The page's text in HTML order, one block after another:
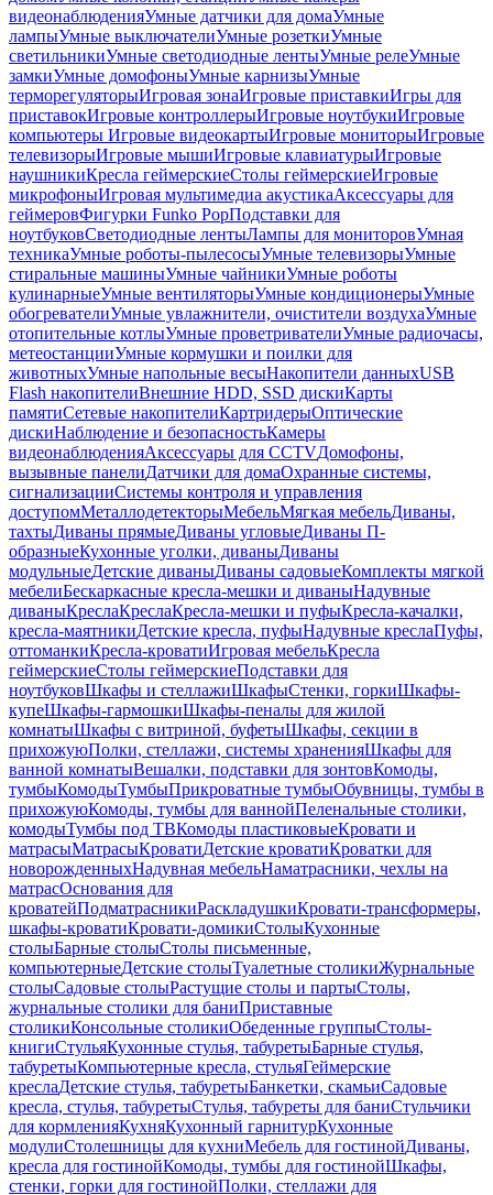
видеонаблюденияУмные датчики для домаУмные
лампыУмные выключателиУмные розеткиУмные
светильникиУмные светодиодные лентыУмные релеУмные
замкиУмные домофоныУмные карнизыУмные
терморегуляторыИгровая зонаИгровые приставкиИгры для
приставокИгровые контроллерыИгровые ноутбукиИгровые
компьютеры Игровые видеокартыИгровые мониторыИгровые
телевизорыИгровые мышиИгровые клавиатурыИгровые
наушникиКресла геймерскиеСтолы геймерскиеИгровые
микрофоныИгровая мультимедиа акустикаАксессуары для
геймеровФигурки Funko PopПодставки для
ноутбуковСветодиодные лентыЛампы для мониторовУмная
техникаУмные роботы-пылесосыУмные телевизорыУмные
стиральные машиныУмные чайникиУмные роботы
кулинарныеУмные вентиляторыУмные кондиционерыУмные
обогревателиУмные увлажнители, очистители воздухаУмные
отопительные котлыУмные проветривателиУмные радиочасы,
метеостанцииУмные кормушки и поилки для
животныхУмные напольные весыНакопители данныхUSB
Flash накопителиВнешние HDD, SSD дискиКарты
памятиСетевые накопителиКартридерыОптические
дискиНаблюдение и безопасностьКамеры
видеонаблюденияАксессуары для CCTVДомофоны,
вызывные панелиДатчики для домаОхранные системы,
сигнализацииСистемы контроля и управления
доступомМеталлодетекторыМебельМягкая мебельДиваны,
тахтыДиваны прямыеДиваны угловыеДиваны П-
образныеКухонные уголки, диваныДиваны
модульныеДетские диваныДиваны садовыеКомплекты мягкой
мебелиБескаркасные кресла-мешки и диваныНадувные
диваныКреслаКреслаКресла-мешки и пуфыКресла-качалки,
кресла-маятникиДетские кресла, пуфыНадувные креслаПуфы,
оттоманкиКресла-кроватиИгровая мебельКресла
геймерскиеСтолы геймерскиеПодставки для
ноутбуковШкафы и стеллажиШкафыСтенки, горкиШкафы-
купеШкафы-гармошкиШкафы-пеналы для жилой
комнатыШкафы с витриной, буфетыШкафы, секции в
прихожуюПолки, стеллажи, системы храненияШкафы для
ванной комнатыВешалки, подставки для зонтовКомоды,
тумбыКомодыТумбыПрикроватные тумбыОбувницы, тумбы в
прихожуюКомоды, тумбы для ваннойПеленальные столики,
комодыТумбы под ТВКомоды пластиковыеКровати и
матрасыМатрасыКроватиДетские кроватиКроватки для
новорожденныхНадувная мебельНаматрасники, чехлы на
матрасОснования для
кроватейПодматрасникиРаскладушкиКровати-трансформеры,
шкафы-кроватиКровати-домикиСтолыКухонные
столыБарные столыСтолы письменные,
компьютерныеДетские столыТуалетные столикиЖурнальные
столыСадовые столыРастущие столы и партыСтолы,
журнальные столики для баниПриставные
столикиКонсольные столикиОбеденные группыСтолы-
книгиСтульяКухонные стулья, табуретыБарные стулья,
табуретыКомпьютерные кресла, стульяГеймерские
креслаДетские стулья, табуретыБанкетки, скамьиСадовые
кресла, стулья, табуретыСтулья, табуреты для баниСтульчики
для кормленияКухняКухонный гарнитурКухонные
модулиСтолешницы для кухниМебель для гостинойДиваны,
кресла для гостинойКомоды, тумбы для гостинойШкафы,
стенки, горки для гостинойПолки, стеллажи для